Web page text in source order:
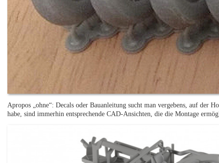
Apropos „ohne“: Decals oder Bauanleitung sucht man vergebens, auf der
habe, sind immerhin entsprechende CAD-Ansichten, die die Montage